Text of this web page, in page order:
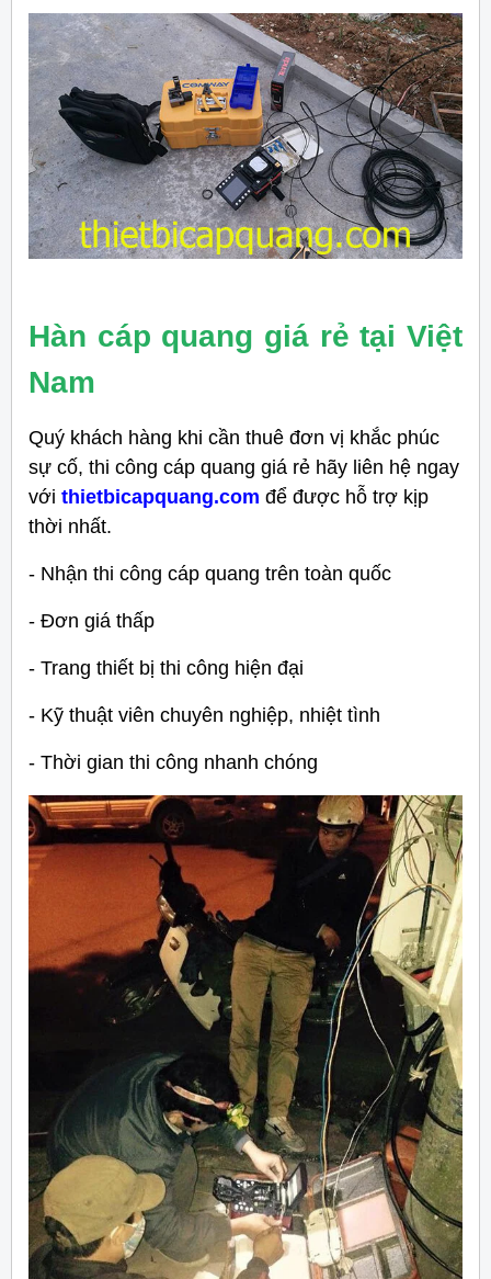
Hàn cáp quang giá rẻ tại Việt
Nam
Quý khách hàng khi cần thuê đơn vị khắc phúc
sự cố, thi công cáp quang giá rẻ hãy liên hệ ngay
với thietbicapquang.com để được hỗ trợ kịp
thời nhất.
- Nhận thi công cáp quang trên toàn quốc
- Đơn giá thấp
- Trang thiết bị thi công hiện đại
- Kỹ thuật viên chuyên nghiệp, nhiệt tình
- Thời gian thi công nhanh chóng